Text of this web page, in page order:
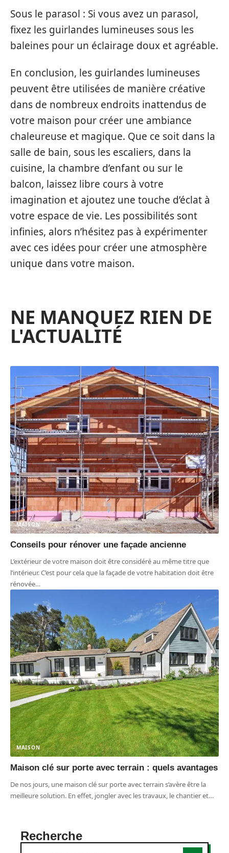
Sous le parasol : Si vous avez un parasol,
fixez les guirlandes lumineuses sous les
baleines pour un éclairage doux et agréable.
En conclusion, les guirlandes lumineuses
peuvent être utilisées de manière créative
dans de nombreux endroits inattendus de
votre maison pour créer une ambiance
chaleureuse et magique. Que ce soit dans la
salle de bain, sous les escaliers, dans la
cuisine, la chambre d’enfant ou sur le
balcon, laissez libre cours à votre
imagination et ajoutez une touche d’éclat à
votre espace de vie. Les possibilités sont
infinies, alors n’hésitez pas à expérimenter
avec ces idées pour créer une atmosphère
unique dans votre maison.
NE MANQUEZ RIEN DE
L'ACTUALITÉ
MAISON
Conseils pour rénover une façade ancienne
L’extérieur de votre maison doit être considéré au même titre que
l’intérieur. C’est pour cela que la façade de votre habitation doit être
rénovée…
MAISON
Maison clé sur porte avec terrain : quels avantages
De nos jours, une maison clé sur porte avec terrain s’avère être la
meilleure solution. En effet, jongler avec les travaux, le chantier et…
Recherche